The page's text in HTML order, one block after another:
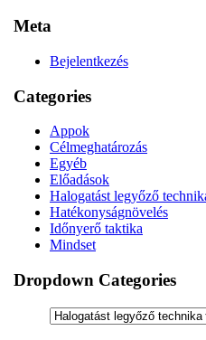
Meta
Bejelentkezés
Categories
Appok
Célmeghatározás
Egyéb
Előadások
Halogatást legyőző
Hatékonyságnövelés
Időnyerő taktika
Mindset
Dropdown Categories